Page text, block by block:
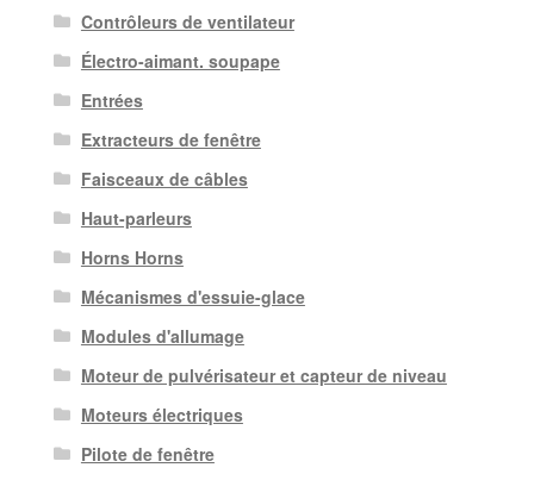
Contrôleurs de ventilateur
Électro-aimant. soupape
Entrées
Extracteurs de fenêtre
Faisceaux de câbles
Haut-parleurs
Horns Horns
Mécanismes d'essuie-glace
Modules d'allumage
Moteur de pulvérisateur et capteur de niveau
Moteurs électriques
Pilote de fenêtre